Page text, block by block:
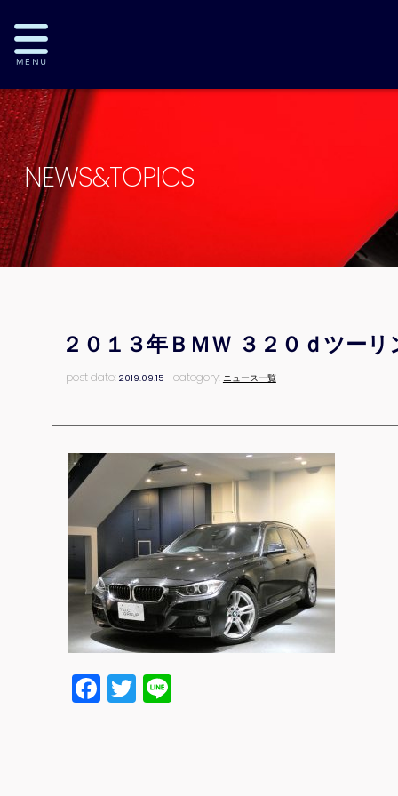
NEWS&TOPICS
２０１３年ＢＭＷ ３２０ｄツー
post date:2019.09.15 category: ニュース一覧
Facebook
Twitter